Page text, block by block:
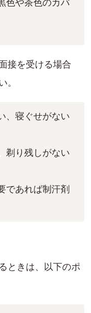
色や茶色のカバ
接を受ける場合
。
、寝ぐせがない
剃り残しがない
であれば制汗剤
ときは、以下のポ